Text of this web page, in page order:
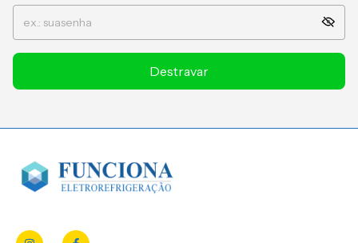
Destravar